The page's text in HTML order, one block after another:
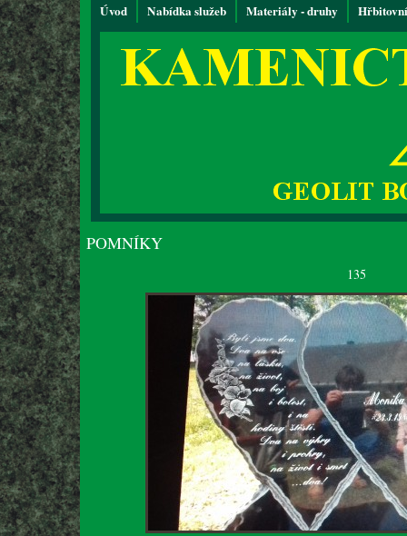
Úvod Nabídka služeb Materiály - druhy
POMNÍKY
135